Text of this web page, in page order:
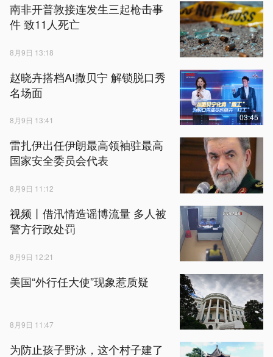
南非开普敦接连发生三起枪击事
件 致11人死亡
8月9日 13:18
赵晓卉搭档AI撒贝宁 解锁脱口秀
名场面
8月9日 13:41 03:45
雷扎伊出任伊朗最高领袖驻最高
国家安全委员会代表
8月9日 11:12
视频丨借汛情造谣博流量 多人被
警方行政处罚
8月9日 12:21
美国“外行任大使”现象惹质疑
8月9日 11:47
为防止孩子野泳，这个村子建了